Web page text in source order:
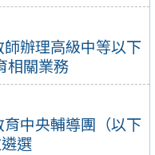
辦理高級中等以下
相關業務
中央輔導團（以下
選